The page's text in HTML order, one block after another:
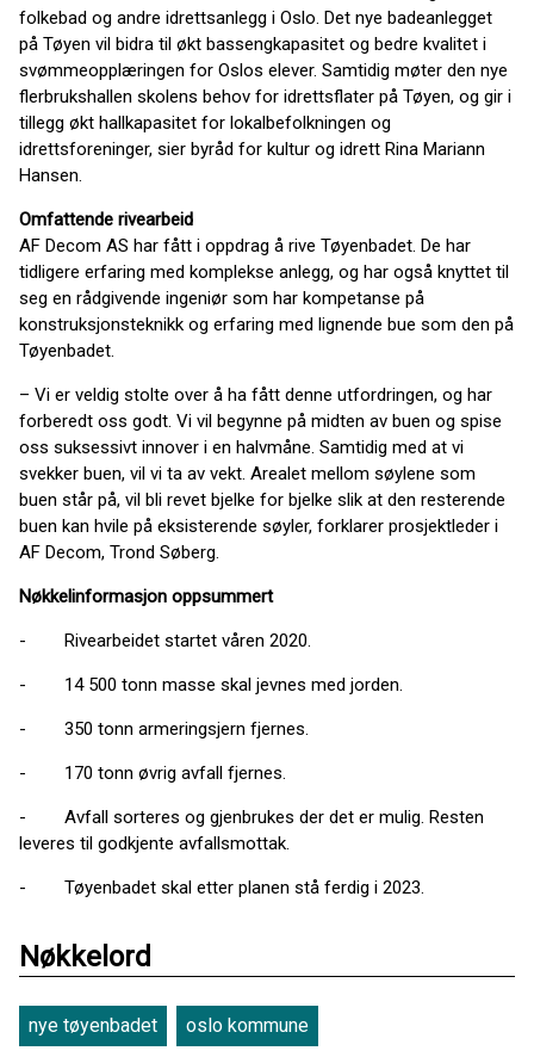
folkebad og andre idrettsanlegg i Oslo. Det nye badeanlegget
på Tøyen vil bidra til økt bassengkapasitet og bedre kvalitet i
svømmeopplæringen for Oslos elever. Samtidig møter den nye
flerbrukshallen skolens behov for idrettsflater på Tøyen, og gir i
tillegg økt hallkapasitet for lokalbefolkningen og
idrettsforeninger, sier byråd for kultur og idrett Rina Mariann
Hansen.
Omfattende rivearbeid
AF Decom AS har fått i oppdrag å rive Tøyenbadet. De har
tidligere erfaring med komplekse anlegg, og har også knyttet til
seg en rådgivende ingeniør som har kompetanse på
konstruksjonsteknikk og erfaring med lignende bue som den på
Tøyenbadet.
– Vi er veldig stolte over å ha fått denne utfordringen, og har
forberedt oss godt. Vi vil begynne på midten av buen og spise
oss suksessivt innover i en halvmåne. Samtidig med at vi
svekker buen, vil vi ta av vekt. Arealet mellom søylene som
buen står på, vil bli revet bjelke for bjelke slik at den resterende
buen kan hvile på eksisterende søyler, forklarer prosjektleder i
AF Decom, Trond Søberg.
Nøkkelinformasjon oppsummert
- Rivearbeidet startet våren 2020.
- 14 500 tonn masse skal jevnes med jorden.
- 350 tonn armeringsjern fjernes.
- 170 tonn øvrig avfall fjernes.
- Avfall sorteres og gjenbrukes der det er mulig. Resten
leveres til godkjente avfallsmottak.
- Tøyenbadet skal etter planen stå ferdig i 2023.
Nøkkelord
nye tøyenbadet oslo kommune